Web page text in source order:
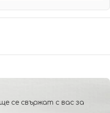
се свържат с вас за